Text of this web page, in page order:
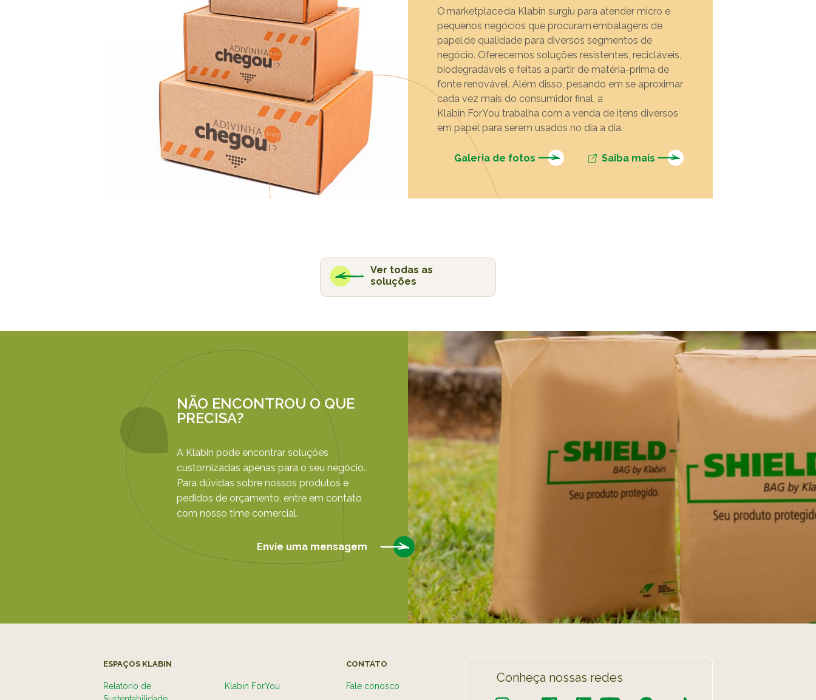
O marketplace da Klabin surgiu para atender micro e
pequenos negócios que procuram embalagens de
papel de qualidade para diversos segmentos de
negócio. Oferecemos soluções resistentes, recicláveis,
biodegradáveis e feitas a partir de matéria-prima de
fonte renovável. Além disso, pesando em se aproximar
cada vez mais do consumidor final, a
Klabin ForYou trabalha com a venda de itens diversos
em papel para serem usados no dia a dia.
Galeria de fotos Saiba mais
Ver todas as
soluções
NÃO ENCONTROU O QUE
PRECISA?
A Klabin pode encontrar soluções
customizadas apenas para o seu negócio.
Para dúvidas sobre nossos produtos e
pedidos de orçamento, entre em contato
com nosso time comercial.
Envie uma mensagem
ESPAÇOS KLABIN
Relatório de
Klabin ForYou
CONTATO
Fale conosco
Conheça nossas redes